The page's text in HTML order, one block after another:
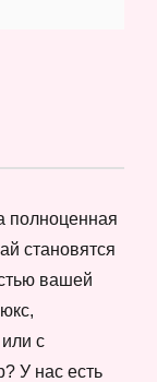
полноценная
становятся
вашей
с
У нас есть